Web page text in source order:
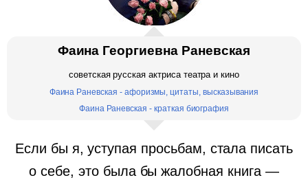
Фаина Георгиевна Раневская
советская русская актриса театра и кино
Фаина Раневская - афоризмы, цитаты, высказывания
Фаина Раневская - краткая биография
Если бы я, уступая просьбам, стала писать
о себе, это была бы жалобная книга —